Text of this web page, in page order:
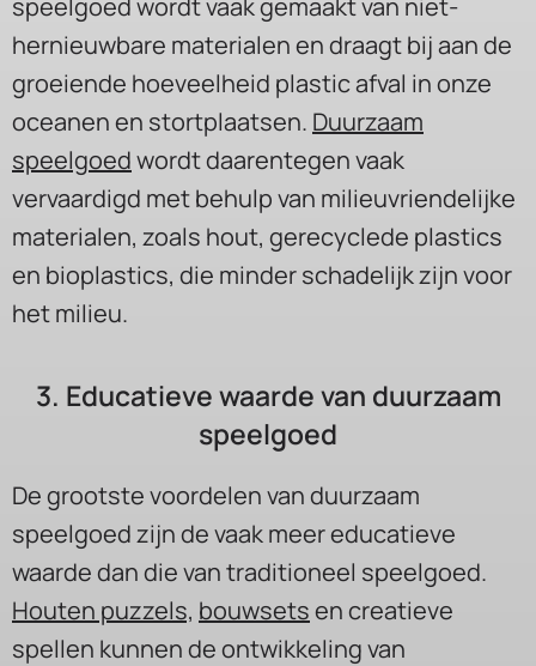
speelgoed wordt vaak gemaakt van niet-
hernieuwbare materialen en draagt bij aan de
groeiende hoeveelheid plastic afval in onze
oceanen en stortplaatsen. Duurzaam
speelgoedwordt daarentegen vaak
vervaardigd met behulp van milieuvriendelijke
materialen, zoals hout, gerecyclede plastics
en bioplastics, die minder schadelijk zijn voor
het milieu.
3. Educatieve waarde van duurzaam
speelgoed
De grootste voordelen van duurzaam
speelgoed zijn de vaak meer educatieve
waarde dan die van traditioneel speelgoed.
Houten puzzels, bouwsetsencreatieve
spellen kunnen de ontwikkeling van